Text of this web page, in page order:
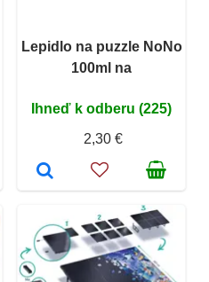
Lepidlo na puzzle NoNo
100ml na
Ihneď k odberu (225)
2,30 €